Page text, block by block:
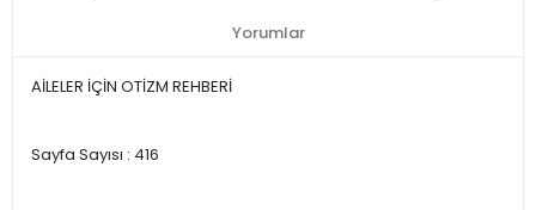
Yorumlar
AİLELER İÇİN OTİZM REHBERİ
Sayfa Sayısı : 416